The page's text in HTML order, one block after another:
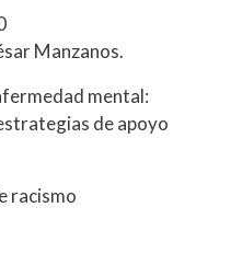
Manzanos.
mental:
de apoyo
racismo